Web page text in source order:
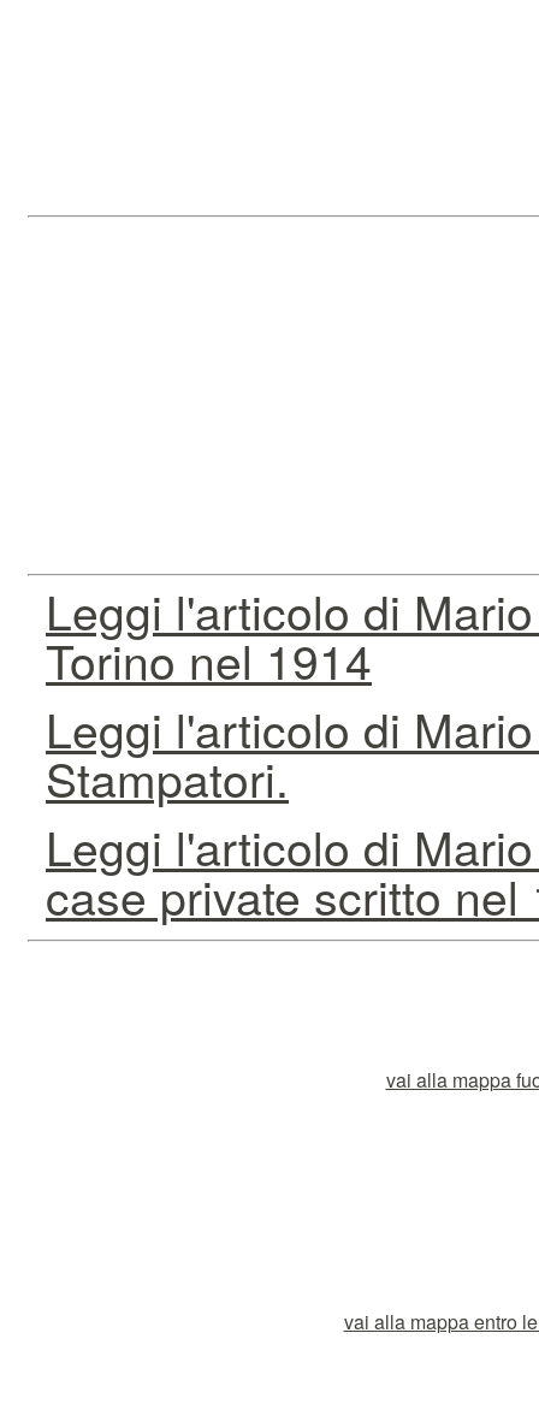
Leggi l'articolo di
Torino nel 1914
Leggi l'articolo di
Stampatori.
Leggi l'articolo di
case private scritto nel
vai alla mappa
vai alla mappa entro